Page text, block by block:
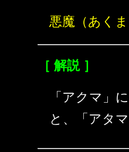
悪魔（あくま
［ 解説 ］
「アクマ」
と、「アタ